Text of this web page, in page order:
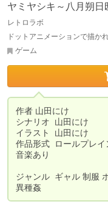
ヤミヤシキ～八月朔日
レトロラボ
ドットアニメーションで描か
ゲーム
作者	山田にけ
シナリオ	山田にけ
イラスト	山田にけ
作品形式	ロールプレイング
音楽あり
ジャンル	ギャル 制服 ホラー 中出し 陵辱 強制/無理矢理 触手
異種姦